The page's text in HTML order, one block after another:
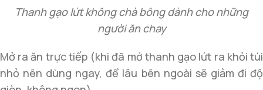
Thanh gạo lứt không chà bông dành cho những
người ăn chay
Mở ra ăn trực tiếp (khi đã mở thanh gạo lứt ra khỏi túi
nhỏ nên dùng ngay, để lâu bên ngoài sẽ giảm đi độ